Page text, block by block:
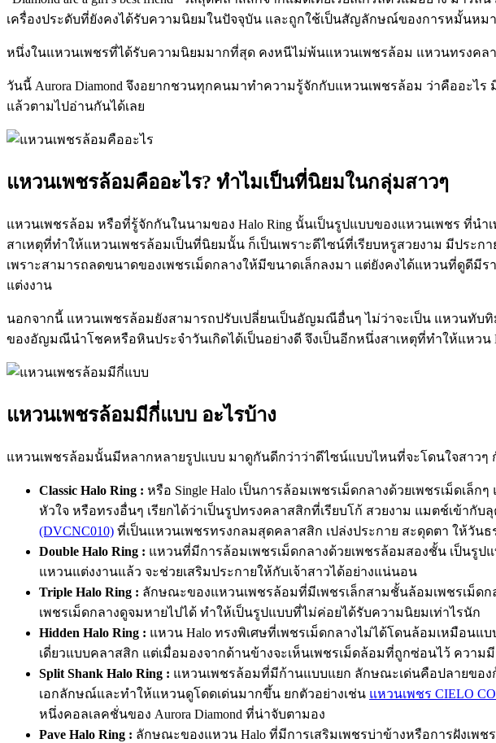
เครื่องประดับที่ยังคงได้รับความนิยมในปัจจุบัน และถูกใช้เป็นสัญลักษณ์ของการหมั้นห
หนึ่งในแหวนเพชรที่ได้รับความนิยมมากที่สุด คงหนีไม่พ้นแหวนเพชรล้อม แหวนทรงคล
วันนี้ Aurora Diamond จึงอยากชวนทุกคนมาทำความรู้จักกับแหวนเพชรล้อม ว่าคืออะ
แล้วตามไปอ่านกันได้เลย
แหวนเพชรล้อมคืออะไร? ทำไมเป็นที่นิยมในกลุ่มสาวๆ
แหวนเพชรล้อม หรือที่รู้จักกันในนามของ Halo Ring นั้นเป็นรูปแบบของแหวนเพชร ที่น
สาเหตุที่ทำให้แหวนเพชรล้อมเป็นที่นิยมนั้น ก็เป็นเพราะดีไซน์ที่เรียบหรูสวยงาม มีประ
เพราะสามารถลดขนาดของเพชรเม็ดกลางให้มีขนาดเล็กลงมา แต่ยังคงได้แหวนที่ดูดีมีร
แต่งงาน
นอกจากนี้ แหวนเพชรล้อมยังสามารถปรับเปลี่ยนเป็นอัญมณีอื่นๆ ไม่ว่าจะเป็น แหวนทับ
ของอัญมณีนำโชคหรือหินประจำวันเกิดได้เป็นอย่างดี จึงเป็นอีกหนึ่งสาเหตุที่ทำให้แหวน
แหวนเพชรล้อมมีกี่แบบ อะไรบ้าง
แหวนเพชรล้อมนั้นมีหลากหลายรูปแบบ มาดูกันดีกว่าว่าดีไซน์แบบไหนที่จะโดนใจสาวๆ
Classic Halo Ring : หรือ Single Halo เป็นการล้อมเพชรเม็ดกลางด้วยเพชรเม็ดเล็
หัวใจ หรือทรงอื่นๆ เรียกได้ว่าเป็นรูปทรงคลาสสิกที่เรียบโก้ สวยงาม แมตช์เข้ากั
(DVCNC010) ที่เป็นแหวนเพชรทรงกลมสุดคลาสสิก เปล่งประกาย สะดุดตา ให้วัน
Double Halo Ring : แหวนที่มีการล้อมเพชรเม็ดกลางด้วยเพชรล้อมสองชั้น เป็นรู
แหวนแต่งงานแล้ว จะช่วยเสริมประกายให้กับเจ้าสาวได้อย่างแน่นอน
Triple Halo Ring : ลักษณะของแหวนเพชรล้อมที่มีเพชรเล็กสามชั้นล้อมเพชรเม็ด
เพชรเม็ดกลางดูจมหายไปได้ ทำให้เป็นรูปแบบที่ไม่ค่อยได้รับความนิยมเท่าไรนัก
Hidden Halo Ring : แหวน Halo ทรงพิเศษที่เพชรเม็ดกลางไม่ได้โดนล้อมเหมือ
เดี่ยวแบบคลาสสิก แต่เมื่อมองจากด้านข้างจะเห็นเพชรเม็ดล้อมที่ถูกซ่อนไว้ ควา
Split Shank Halo Ring : แหวนเพชรล้อมที่มีก้านแบบแยก ลักษณะเด่นคือปลายขอ
เอกลักษณ์และทำให้แหวนดูโดดเด่นมากขึ้น ยกตัวอย่างเช่น แหวนเพชร CIELO
หนึ่งคอลเลคชั่นของ Aurora Diamond ที่น่าจับตามอง
Pave Halo Ring : ลักษณะของแหวน Halo ที่มีการเสริมเพชรบ่าข้างหรือการฝังเพ